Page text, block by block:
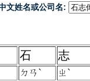
文姓名或公司名:
石 志
ㄉㄢˋ ㄓˋ